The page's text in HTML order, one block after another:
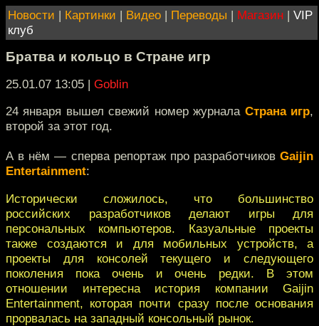
Новости | Картинки | Видео | Переводы | Магазин | VIP
клуб
Братва и кольцо в Стране игр
25.01.07 13:05 | Goblin
24 января вышел свежий номер журнала Страна игр,
второй за этот год.
А в нём — сперва репортаж про разработчиков Gaijin
Entertainment:
Исторически сложилось, что большинство
российских разработчиков делают игры для
персональных компьютеров. Казуальные проекты
также создаются и для мобильных устройств, а
проекты для консолей текущего и следующего
поколения пока очень и очень редки. В этом
отношении интересна история компании Gaijin
Entertainment, которая почти сразу после основания
прорвалась на западный консольный рынок.